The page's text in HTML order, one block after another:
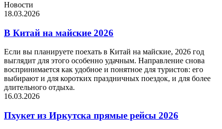
Новости
18.03.2026
В Китай на майские 2026
Если вы планируете поехать в Китай на майские, 2026 год
выглядит для этого особенно удачным. Направление снова
воспринимается как удобное и понятное для туристов: его
выбирают и для коротких праздничных поездок, и для более
длительного отдыха.
16.03.2026
Пхукет из Иркутска прямые рейсы 2026